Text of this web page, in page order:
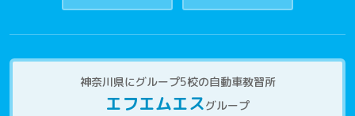
神奈川県にグループ5校の自動車教習所
エフエムエスグループ